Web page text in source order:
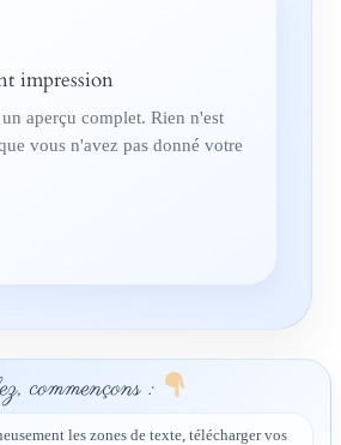
impression
aperçu complet. Rien n'est
vous n'avez pas donné votre
commençons :
les zones de texte, télécharger vos